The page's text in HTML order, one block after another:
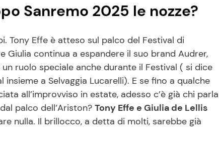
Sanremo 2025 le nozze?
Tony Effe è atteso sul palco del Festival di
Giulia continua a espandere il suo brand Audrer,
ruolo speciale anche durante il Festival ( si dice
a Selvaggia Lucarelli). E se fino a qualche
all’improvviso in estate, adesso c’è già chi parla
palco dell’Ariston? Tony Effe e Giulia de Lellis
nulla. Il brillocco, a detta di molti, sarebbe già